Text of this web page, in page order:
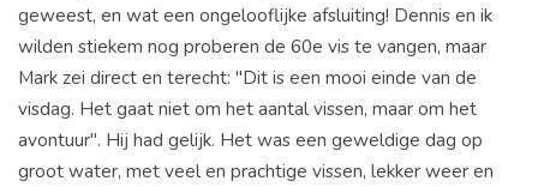
geweest, en wat een ongelooflijke afsluiting! Dennis en ik
wilden stiekem nog proberen de 60e vis te vangen, maar
Mark zei direct en terecht: "Dit is een mooi einde van de
visdag. Het gaat niet om het aantal vissen, maar om het
avontuur". Hij had gelijk. Het was een geweldige dag op
groot water, met veel en prachtige vissen, lekker weer en